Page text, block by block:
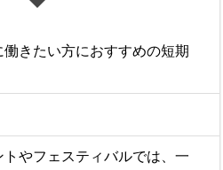
きたい方におすすめの短期
やフェスティバルでは、一